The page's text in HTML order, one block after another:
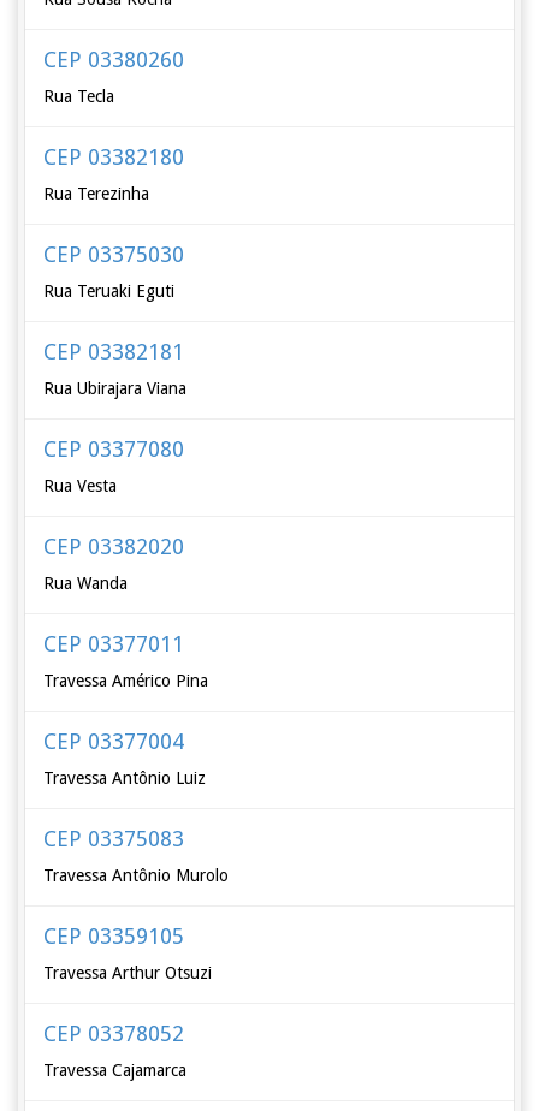
CEP 03380260
Rua Tecla
CEP 03382180
Rua Terezinha
CEP 03375030
Rua Teruaki Eguti
CEP 03382181
Rua Ubirajara Viana
CEP 03377080
Rua Vesta
CEP 03382020
Rua Wanda
CEP 03377011
Travessa Américo Pina
CEP 03377004
Travessa Antônio Luiz
CEP 03375083
Travessa Antônio Murolo
CEP 03359105
Travessa Arthur Otsuzi
CEP 03378052
Travessa Cajamarca